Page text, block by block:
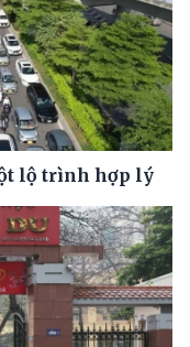
lộ trình hợp lý